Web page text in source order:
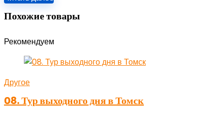
Похожие товары
Рекомендуем
Другое
08. Тур выходного дня в Томск